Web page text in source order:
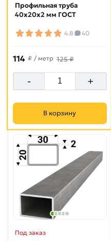
Профильная труба
40х20х2 мм ГОСТ
4.8 40
114 ₽ / метр 125 ₽
- +
В корзину
Под заказ